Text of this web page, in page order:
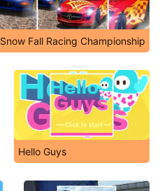
Snow Fall Racing Championship
Hello Guys